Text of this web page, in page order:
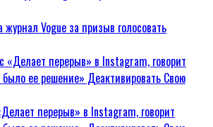
журнал Vogue за призыв голосовать
перерыв» в Instagram, говорит